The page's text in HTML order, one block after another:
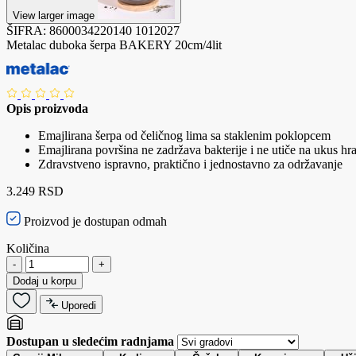
View larger image
ŠIFRA: 8600034220140 1012027
Metalac duboka šerpa BAKERY 20cm/4lit
Opis proizvoda
Emajlirana šerpa od čeličnog lima sa staklenim poklopcem
Emajlirana površina ne zadržava bakterije i ne utiče na ukus
Zdravstveno ispravno, praktično i jednostavno za održavanje
3.249 RSD
Proizvod je dostupan odmah
Količina
-
+
Dodaj u korpu
Uporedi
Dostupan u sledećim radnjama